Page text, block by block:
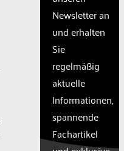
the
site
with
CMP
to add
content
to the
list of
Newsletter an
und erhalten
Sie
regelmäßig
aktuelle
Informationen,
spannende
Fachartikel